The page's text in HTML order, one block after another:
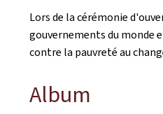
Lors de la cérémonie
gouvernements du monde
contre la pauvreté au
Album